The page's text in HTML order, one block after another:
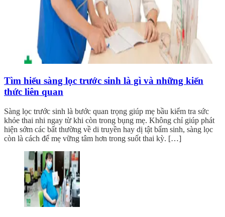
Tìm hiểu sàng lọc trước sinh là gì và những kiến
thức liên quan
Sàng lọc trước sinh là bước quan trọng giúp mẹ bầu kiểm tra sức
khỏe thai nhi ngay từ khi còn trong bụng mẹ. Không chỉ giúp phát
hiện sớm các bất thường về di truyền hay dị tật bẩm sinh, sàng lọc
còn là cách để mẹ vững tâm hơn trong suốt thai kỳ. […]